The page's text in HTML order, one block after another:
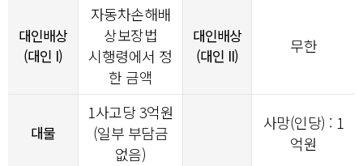
대인배상
(대인 I)
자동차손해배
상보장법
시행령에서 정
한 금액
대인배상
(대인 II)
무한
대물
1사고당3억원
(일부 부담금
없음)
사망(인당) : 1
억원